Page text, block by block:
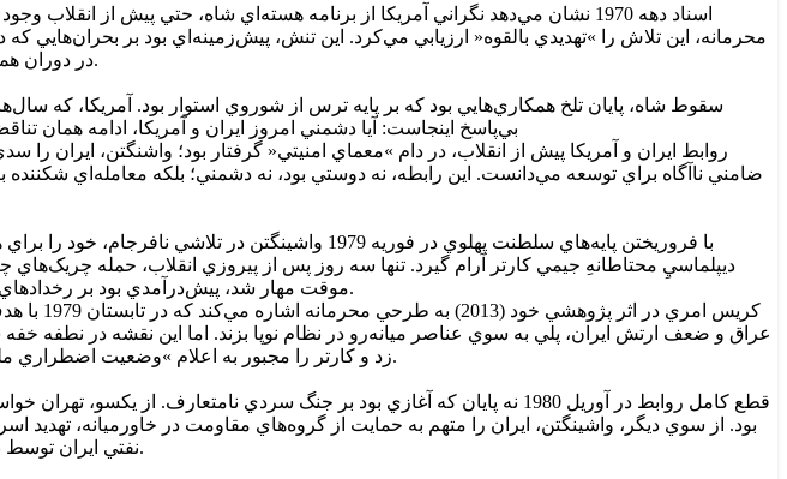
اسناد دهه 1970 نشان مي‌دهد نگراني آمريکا از برنامه هسته‌اي شاه، حتي پيش
محرمانه، اين تلاش را »تهديدي بالقوه« ارزيابي مي‌کرد. اين تنش، پيش‌زمينه‌اي بود بر
در دوران همپيماني نيز وجود داشت. اين الگو، پس از انقلاب به اوج رسيد: عدم اعتماد، ديپلماسي را به بن‌بست مي‌کشاند.
سقوط شاه، پايان تلخ همکاري‌هايي بود که بر پايه ترس از شوروي استوار بود. آمريکا، که
بي‌پاسخ اينجاست: آيا دشمني امروز ايران و آمريکا، ادامه
روابط ايران و آمريکا پيش از انقلاب، در دام »معماي امنيتي« گرفتار بود؛ واشنگتن، ايران
ضامني ناآگاه براي توسعه مي‌دانست. اين رابطه، نه دوستي بود، نه دشمني؛ بلکه معامله‌اي
با فروريختن پايه‌هاي سلطنت پهلوي در فوريه 1979
ديپلماسيِ محتاطانهِ جيمي کارتر آرام گيرد. تنها سه روز پس از پيروزي انقلاب، حمله
موقت مهار شد، پيش‌درآمدي بود بر رخداد‌هاي بعدي: تعطيلي کنسولگري‌هاي آمريکا در تبريز، اصفهان و شيراز پس از حمله‌اي مرموز به کنسولگري تبريز.
کريس
زد و کارتر را مجبور به اعلام »وضعيت اضطراري ملي« عليه ايران کرد؛ فرماني که تا امروز به‌عنوان ابزاري حقوقي براي مصادره اموال ايرانيان تمديد مي‌شود.
قطع کامل روابط در آوريل 1980 نه پايان که آغازي بود بر جنگ سردي
بود. از سوي ديگر، واشينگتن، ايران را متهم به حمايت از گروه‌هاي مقاومت در خاورميانه،
نفتي ايران توسط ناوگان آمريکا در 1988 و ساقط کردن پرواز 655 ايران اير توسط ناو وينسنس، نماد‌هاي خونين اين تنش بودند.